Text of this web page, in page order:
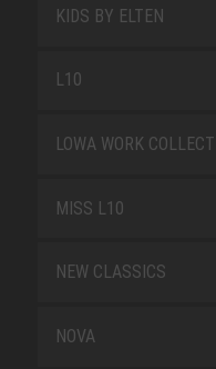
KIDS BY ELTEN
L10
LOWA WORK
MISS L10
NEW CLASSICS
NOVA